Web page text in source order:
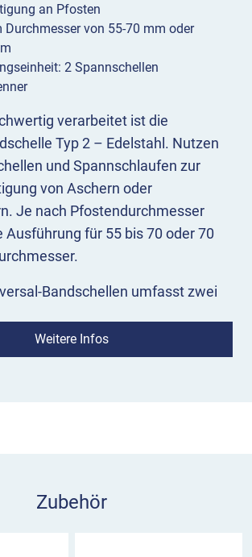
verarbeitet ist die
Typ 2 – Edelstahl. Nutzen
und Spannschlaufen zur
von Aschern oder
Je nach Pfostendurchmesser
Ausführung für 55 bis 70 oder 70
Bandschellen umfasst zwei
am Standpfosten erforderlich
und Montagezubehör
Weitere Infos
an Pfosten
Durchmesser von 55-70 mm oder
2 Spannschellen
Zubehör